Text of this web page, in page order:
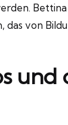
von
und